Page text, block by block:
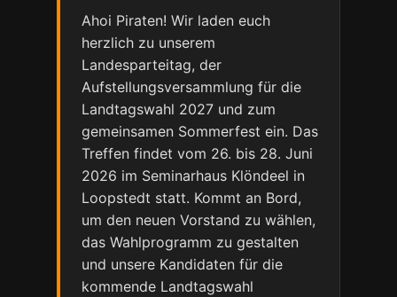
Ahoi Piraten! Wir laden euch
herzlich zu unserem
Landesparteitag, der
Aufstellungsversammlung für die
Landtagswahl 2027 und zum
gemeinsamen Sommerfest ein. Das
Treffen findet vom 26. bis 28. Juni
2026 im Seminarhaus Klöndeel in
Loopstedt statt. Kommt an Bord,
um den neuen Vorstand zu wählen,
das Wahlprogramm zu gestalten
und unsere Kandidaten für die
kommende Landtagswahl